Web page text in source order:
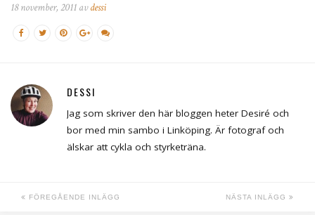
18 november, 2011 avdessi
DESSI
Jag som skriver den här bloggen heter Desiré och
bor med min sambo i Linköping. Är fotograf och
älskar att cykla och styrketräna.
FÖREGÅENDE INLÄGG NÄSTA INLÄGG